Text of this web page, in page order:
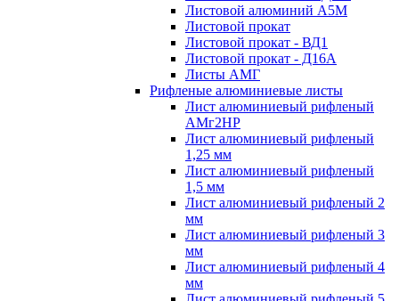
Листовой алюминий А5М
Листовой прокат
Листовой прокат - ВД1
Листовой прокат - Д16А
Листы АМГ
Рифленые алюминиевые листы
Лист алюминиевый рифленый
АМг2НР
Лист алюминиевый рифленый
1,25 мм
Лист алюминиевый рифленый
1,5 мм
Лист алюминиевый рифленый 2
мм
Лист алюминиевый рифленый 3
мм
Лист алюминиевый рифленый 4
мм